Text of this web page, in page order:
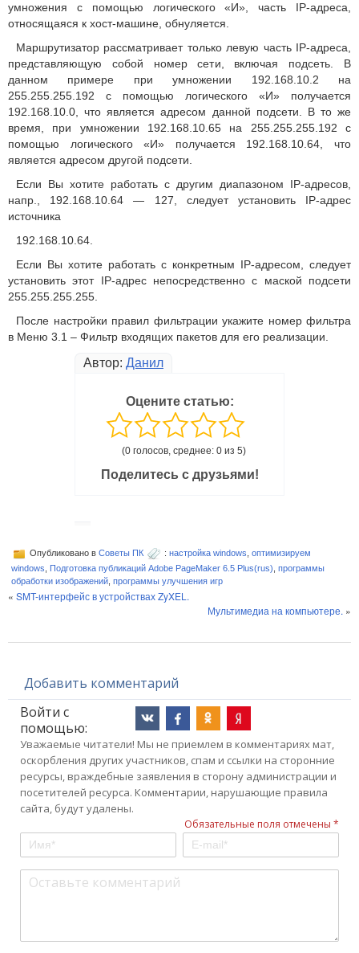
умножения с помощью логического «И», часть IP-адреса,
относящаяся к хост-машине, обнуляется.
Маршрутизатор рассматривает только левую часть IP-адреса,
представляющую собой номер сети, включая подсеть. В
данном примере при умножении 192.168.10.2 на
255.255.255.192 с помощью логического «И» получается
192.168.10.0, что является адресом данной подсети. В то же
время, при умножении 192.168.10.65 на 255.255.255.192 с
помощью логического «И» получается 192.168.10.64, что
является адресом другой подсети.
Если Вы хотите работать с другим диапазоном IP-адресов,
напр., 192.168.10.64 — 127, следует установить IP-адрес
источника
192.168.10.64.
Если Вы хотите работать с конкретным IP-адресом, следует
установить этот IP-адрес непосредственно с маской подсети
255.255.255.255.
После настройки правил фильтрации укажите номер фильтра
в Меню 3.1 – Фильтр входящих пакетов для его реализации.
Автор: Данил
Оцените статью:
(0 голосов, среднее: 0 из 5)
Поделитесь с друзьями!
Опубликовано в Советы ПК : настройка windows оптимизируем
windows
Подготовка публикаций Adobe PageMaker 6.5 Plus(rus) программы
обработки изображений программы улучшения игр
« SMT-интерфейс в устройствах ZyXEL.
Мультимедиа на компьютере. »
Добавить комментарий
Войти с
помощью:
Уважаемые читатели! Мы не приемлем в комментариях мат,
оскорбления других участников, спам и ссылки на сторонние
ресурсы, враждебные заявления в сторону администрации и
посетителей ресурса. Комментарии, нарушающие правила
сайта, будут удалены.
Обязательные поля отмечены *